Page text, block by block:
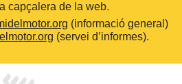
capçalera de la web.
(informació general)
(servei d’informes).